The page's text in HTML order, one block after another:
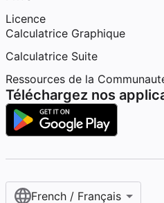
Licence
Calculatrice Graphique
Calculatrice Suite
Ressources de la
Téléchargez nos
French / Français‎